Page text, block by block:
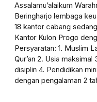
Assalamu’alaikum
Beringharjo lembaga
18 kantor cabang
Kantor Kulon Progo dengan posisi:
Persyaratan: 1. Muslim
Qur’an 2. Usia
disiplin 4. Pendidikan
dengan pengalaman 2